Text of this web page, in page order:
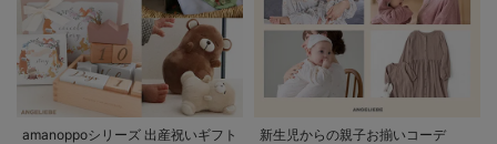
amanoppoシリーズ 出産祝いギフト
新生児からの親子お揃いコーデ